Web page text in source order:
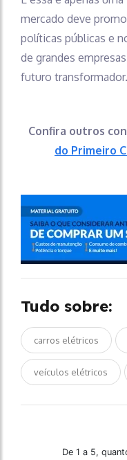
mercado deve
políticas públicas e
de grandes
futuro transformador.
Confira outros
do Primeiro
Tudo sobre:
carros elétricos
veículos elétricos
De 1 a 5,